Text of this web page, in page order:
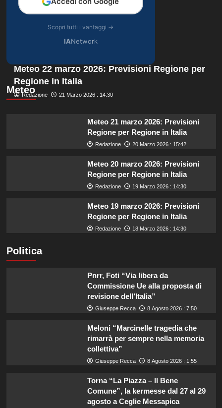
Scopri tutti i vantaggi →
IANetwork
Meteo
Meteo 22 marzo 2026: Previsioni Regione per
Regione in Italia
Redazione 21 Marzo 2026 : 14:30
Meteo 21 marzo 2026: Previsioni
Regione per Regione in Italia
Redazione 20 Marzo 2026 : 15:42
Meteo 20 marzo 2026: Previsioni
Regione per Regione in Italia
Redazione 19 Marzo 2026 : 14:30
Meteo 19 marzo 2026: Previsioni
Regione per Regione in Italia
Redazione 18 Marzo 2026 : 14:30
Politica
Pnrr, Foti “Via libera da
Commissione Ue alla proposta di
revisione dell’Italia”
Giuseppe Recca 8 Agosto 2026 : 7:50
Meloni “Marcinelle tragedia che
rimarrà per sempre nella memoria
collettiva”
Giuseppe Recca 8 Agosto 2026 : 1:55
Torna “La Piazza – Il Bene
Comune”, la kermesse dal 27 al 29
agosto a Ceglie Messapica